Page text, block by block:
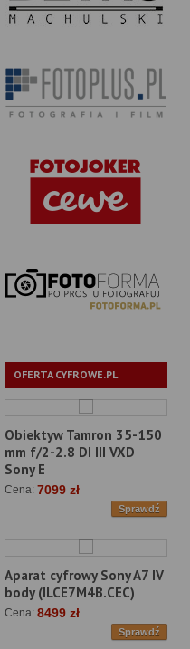
OFERTA CYFROWE.PL
Obiektyw Tamron 35-150
mm f/2-2.8 DI III VXD
Sony E
Cena: 7099 zł
Sprawdź
Aparat cyfrowy Sony A7 IV
body (ILCE7M4B.CEC)
Cena: 8499 zł
Sprawdź